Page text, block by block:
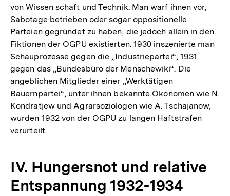
von Wissen­ schaft und Technik. Man warf ihnen vor,
Sabotage betrieben oder sogar oppositionelle
Parteien gegründet zu haben, die jedoch allein in den
Fiktionen der OGPU existierten. 1930 inszenierte man
Schauprozesse gegen die „Industriepartei“, 1931
gegen das „Bundesbüro der Menschewiki“. Die
angeblichen Mitglieder einer „Werktätigen
Bauernpartei“, unter ihnen bekannte Ökonomen wie N.
Kondratjew und Agrarsoziologen wie A. Tschajanow,
wurden 1932 von der OGPU zu langen Haftstrafen
verurteilt.
IV. Hungersnot und relative
Entspannung 1932-1934